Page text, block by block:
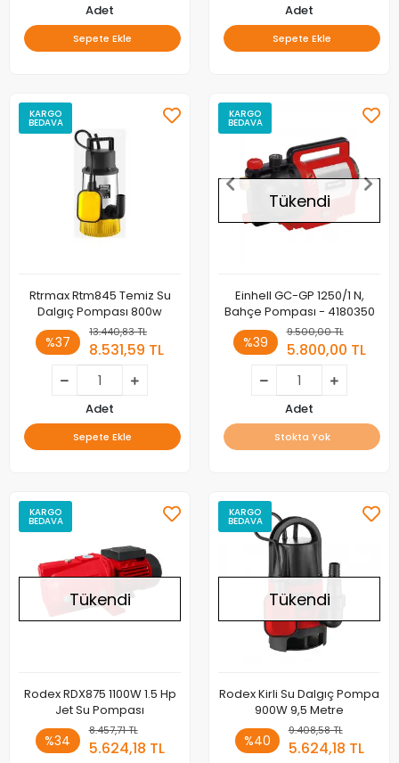
Adet
Sepete Ekle
Adet
Sepete Ekle
KARGO
BEDAVA
Rtrmax Rtm845 Temiz Su
Dalgıç Pompası 800w
%37
13.440,83 TL
8.531,59 TL
Adet
Sepete Ekle
KARGO
BEDAVA
Tükendi
Einhell GC-GP 1250/1 N,
Bahçe Pompası - 4180350
%39
9.500,00 TL
5.800,00 TL
Adet
Stokta Yok
KARGO
BEDAVA
Tükendi
Rodex RDX875 1100W 1.5 Hp
Jet Su Pompası
%34
8.457,71 TL
5.624,18 TL
KARGO
BEDAVA
Tükendi
Rodex Kirli Su Dalgıç Pompa
900W 9,5 Metre
%40
9.408,58 TL
5.624,18 TL